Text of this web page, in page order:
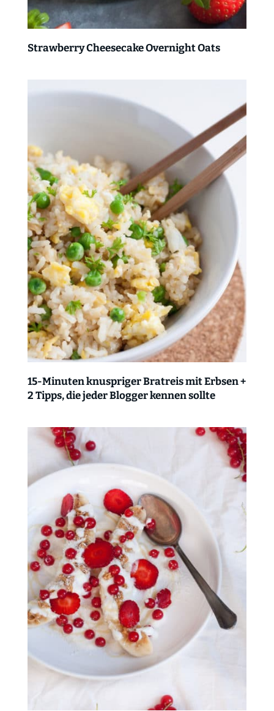
Strawberry Cheesecake Overnight Oats
15-Minuten knuspriger Bratreis mit Erbsen +
2 Tipps, die jeder Blogger kennen sollte